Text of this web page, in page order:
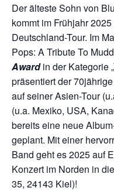
Der älteste Sohn von
kommt im Frühjahr
Deutschland-Tour. Im
Pops: A Tribute To
Awardin der Kategorie
präsentiert der
auf seiner Asien-Tour
(u.a. Mexiko, USA,
bereits eine neue
geplant. Mit einer
Band geht es 2025 auf
Konzert im Norden in die
35, 24143 Kiel)!